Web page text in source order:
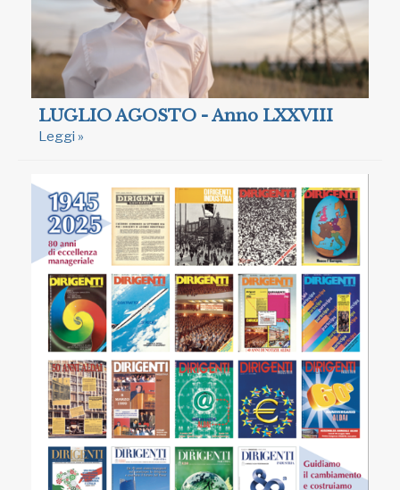
LUGLIO AGOSTO - Anno LXXVIII
Leggi »